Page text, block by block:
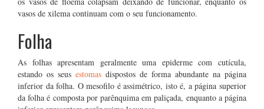
vasos de xilema continuam com o seu funcionamento.
Folha
As folhas apresentam geralmente uma epiderme com cutícula,
estando os seus estomas dispostos de forma abundante na página
inferior da folha. O mesofilo é assimétrico, isto é, a página superior
da folha é composta por parênquima em paliçada, enquanto a página